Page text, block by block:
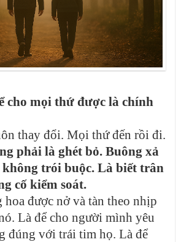
cho mọi thứ được là chính
thay đổi. Mọi thứ đến rồi đi.
phải là ghét bỏ. Buông xả
không trói buộc. Là biết trân
cố kiểm soát.
hoa được nở và tàn theo nhịp
. Là để cho người mình yêu
đúng với trái tim họ. Là để